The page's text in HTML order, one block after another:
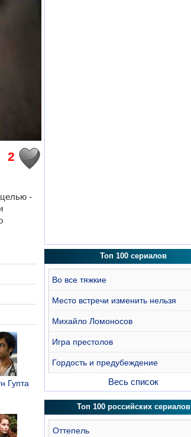
2
-
Гупта
Топ 100 сериалов
Во все тяжкие
Место встречи изменить нельзя
Михайло Ломоносов
Игра престолов
Гордость и предубеждение
Весь список
Топ 100 российских сериалов
Оттепель